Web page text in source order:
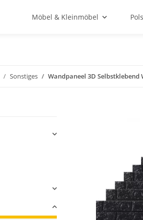
Möbel & Kleinmöbel
Sonstiges Wandpaneel 3D